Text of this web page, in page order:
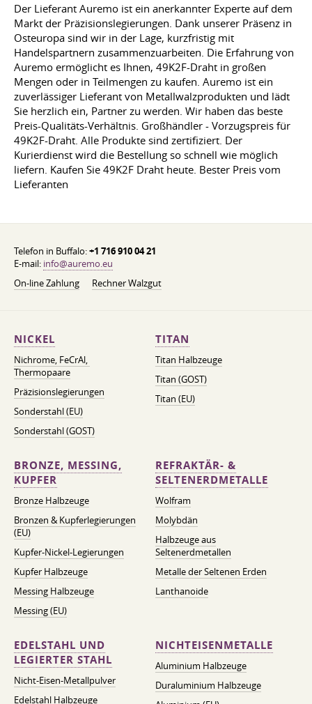
Der Lieferant Auremo ist ein anerkannter Experte auf dem
Markt der Präzisionslegierungen. Dank unserer Präsenz in
Osteuropa sind wir in der Lage, kurzfristig mit
Handelspartnern zusammenzuarbeiten. Die Erfahrung von
Auremo ermöglicht es Ihnen, 49K2F-Draht in großen
Mengen oder in Teilmengen zu kaufen. Auremo ist ein
zuverlässiger Lieferant von Metallwalzprodukten und lädt
Sie herzlich ein, Partner zu werden. Wir haben das beste
Preis-Qualitäts-Verhältnis. Großhändler - Vorzugspreis für
49K2F-Draht. Alle Produkte sind zertifiziert. Der
Kurierdienst wird die Bestellung so schnell wie möglich
liefern. Kaufen Sie 49K2F Draht heute. Bester Preis vom
Lieferanten
Telefon in Buffalo:+1 716 910 04 21
E-mail: info@auremo.eu
On-line Zahlung
Rechner Walzgut
NICKEL
Nichrome, FeСrAl, ​​
Thermopaare
Präzisionslegierungen
Sonderstahl (EU)
Sonderstahl (GOST)
TITAN
Titan Halbzeuge
Titan (GOST)
Titan (EU)
BRONZE, MESSING,
KUPFER
Bronze Halbzeuge
Bronzen & Kupferlegierungen
(EU)
Kupfer-Nickel-Legierungen
Kupfer Halbzeuge
Messing Halbzeuge
Messing (EU)
REFRAKTÄR- &
SELTENERDMETALLE
Wolfram
Molybdän
Halbzeuge aus
Seltenerdmetallen
Metalle der Seltenen Erden
Lanthanoide
EDELSTAHL UND
LEGIERTER STAHL
Nicht-Eisen-Metallpulver
Edelstahl Halbzeuge
NICHTEISENMETALLE
Aluminium Halbzeuge
Duraluminium Halbzeuge